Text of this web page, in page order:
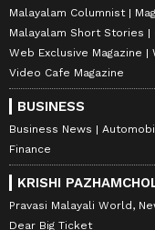
Malayalam Columnist
Malayalam Short Stories
Web Exclusive Magazine
Video Cafe Magazine
BUSINESS
Business News
Finance
KRISHI
Pravasi Malayali World,
Dear Big Ticket